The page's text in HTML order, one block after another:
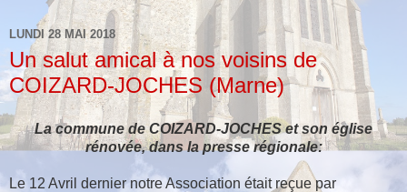
LUNDI 28 MAI 2018
Un salut amical à nos voisins de
COIZARD-JOCHES (Marne)
La commune de COIZARD-JOCHES et son église
rénovée, dans la presse régionale:
Le 12 Avril dernier notre Association était reçue par